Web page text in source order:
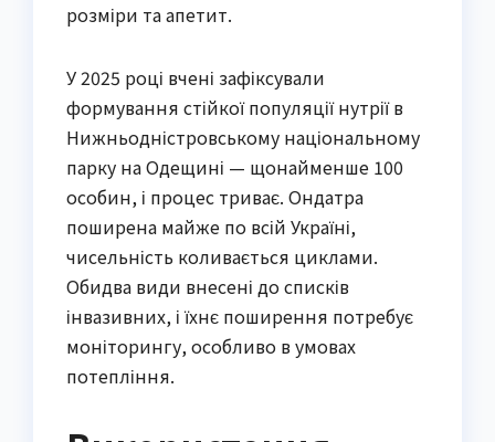
розміри та апетит.
У 2025 році вчені зафіксували
формування стійкої популяції нутрії в
Нижньодністровському національному
парку на Одещині — щонайменше 100
особин, і процес триває. Ондатра
поширена майже по всій Україні,
чисельність коливається циклами.
Обидва види внесені до списків
інвазивних, і їхнє поширення потребує
моніторингу, особливо в умовах
потепління.